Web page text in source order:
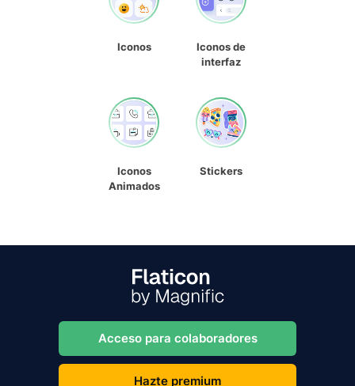
Iconos
Iconos de
interfaz
Iconos
Animados
Stickers
Acceso para colaboradores
Hazte premium